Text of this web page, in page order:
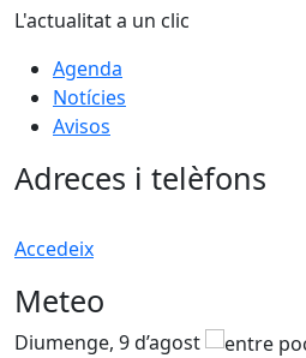
L'actualitat a un clic
Agenda
Notícies
Avisos
Adreces i telèfons
Accedeix
Meteo
Diumenge, 9 d’agost